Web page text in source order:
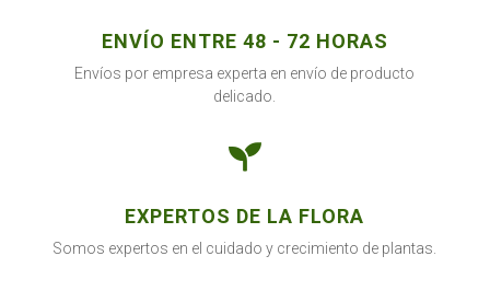
ENVÍO ENTRE 48 - 72 HORAS
Envíos por empresa experta en envío de producto
delicado.

EXPERTOS DE LA FLORA
Somos expertos en el cuidado y crecimiento de plantas.